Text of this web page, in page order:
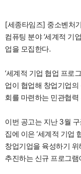
[세종타임즈] 중소벤처
컴퓨팅 분야 ‘세계적 기
업을 모집한다.
‘세계적 기업 협업 프로
업이 협업해 창업기업
회를 마련하는 민관협
이번 공고는 지난 3월
집에 이은 ‘세계적 기업
창업기업을 육성하기
추진하는 신규 프로그램